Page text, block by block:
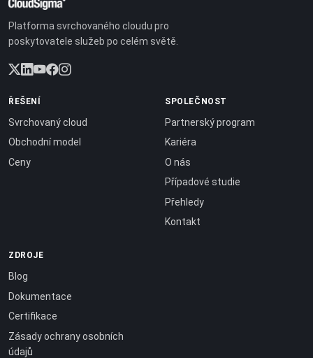
Platforma svrchovaného cloudu pro
poskytovatele služeb po celém světě.
ŘEŠENÍ
Svrchovaný cloud
Obchodní model
Ceny
SPOLEČNOST
Partnerský program
Kariéra
O nás
Případové studie
Přehledy
Kontakt
ZDROJE
Blog
Dokumentace
Certifikace
Zásady ochrany osobních
údajů